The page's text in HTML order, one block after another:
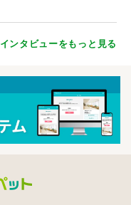
インタビューをもっと見る